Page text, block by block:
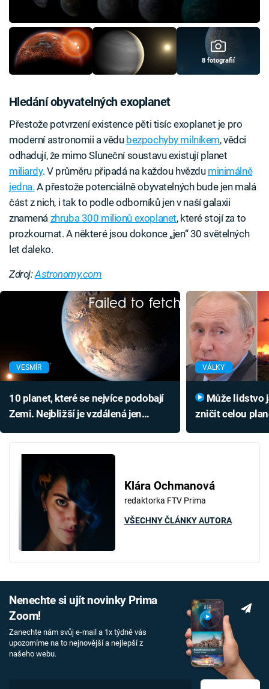
8 fotografií
Hledání obyvatelných exoplanet
Přestože potvrzení existence pěti tisíc exoplanet je pro
moderní astronomii a vědu bezpochyby milníkem, vědci
odhadují, že mimo Sluneční soustavu existují planet
miliardy. V průměru připadá na každou hvězdu minimálně
jedna. A přestože potenciálně obyvatelných bude jen malá
část z nich, i tak to podle odborníků jen v naší galaxii
znamená zhruba 300 milionů exoplanet, které stojí za to
prozkoumat. A některé jsou dokonce „jen“ 30 světelných
let daleko.
Zdroj:Astronomy.com
Failed to fetch
VESMÍR
10 planet, které se nejvíce podobají
Zemi. Nejbližší je vzdálená jen
VÁLKY
zničit celou
Klára Ochmanová
redaktorka FTV Prima
VŠECHNY ČLÁNKY AUTORA
Nenechte si ujít novinky Prima
Zoom!
Zanechte nám svůj e-mail a 1x týdně vás
upozorníme na to nejnovější a nejlepší z
našeho webu.